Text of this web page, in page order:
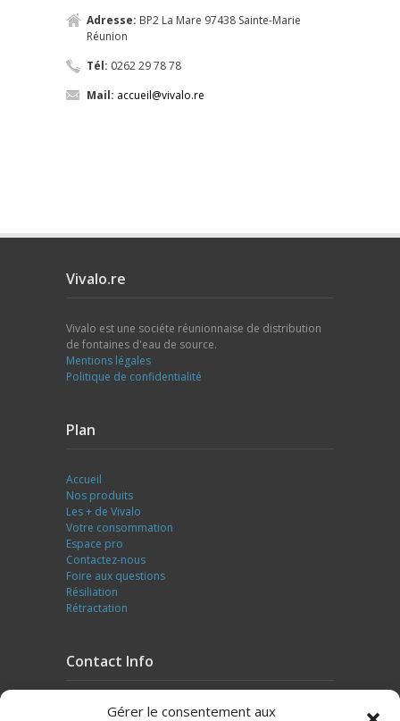
Gérer le consentement aux
Adresse: BP2 La Mare 97438 Sainte-Marie
Réunion
Tél: 0262 29 78 78
Mail: accueil@vivalo.re
Vivalo.re
Vivalo est une sociéte réunionnaise de distribution
de fontaines d'eau de source.
Mentions légales
Politique de confidentialité
Plan
Accueil
Nos produits
Les + de Vivalo
Votre consommation
Espace pro
Contactez-nous
Foire aux questions
Résiliation
Rétractation
Contact Info
Adresse: